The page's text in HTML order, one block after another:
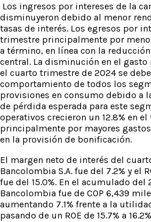
Los ingresos por intereses de la
disminuyeron debido al menor
tasas de interés. Los egresos por
trimestre principalmente por
a término, en línea con la
central. La disminución en el
el cuarto trimestre de 2024 se
comportamiento de todos los
provisiones en consumo debido a
de pérdida esperada para este
operativos crecieron un 12.8% en
principalmente por mayores
en la provisión de bonificación.
El margen neto de interés del
Bancolombia S.A. fue del 7.2% y el
fue del 15.0%. En el acumulado
Bancolombia fue de COP 6,439
aumentando 7.1% frente a la
pasando de un ROE de 15.7% a